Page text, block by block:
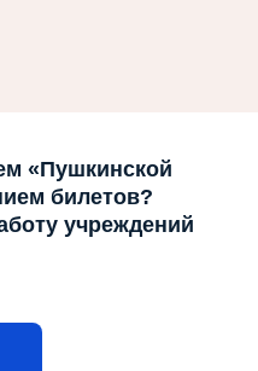
«Пушкинской
билетов?
учреждений